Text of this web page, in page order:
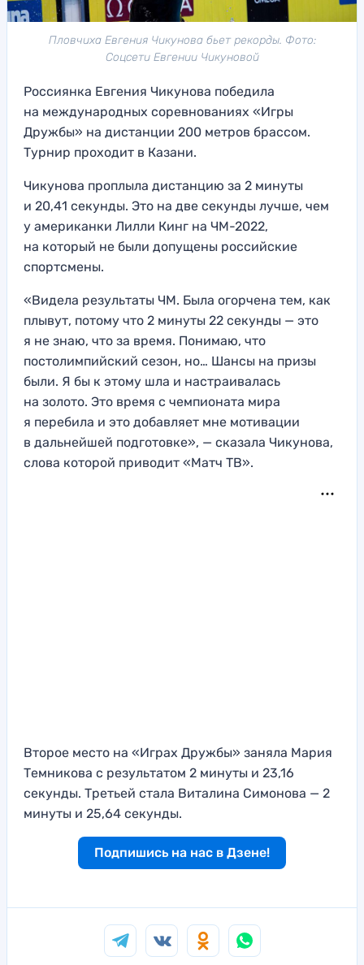
Пловчиха Евгения Чикунова бьет рекорды. Фото:
Соцсети Евгении Чикуновой
Россиянка Евгения Чикунова победила
на международных соревнованиях «Игры
Дружбы» на дистанции 200 метров брассом.
Турнир проходит в Казани.
Чикунова проплыла дистанцию за 2 минуты
и 20,41 секунды. Это на две секунды лучше, чем
у американки Лилли Кинг на ЧМ-2022,
на который не были допущены российские
спортсмены.
«Видела результаты ЧМ. Была огорчена тем, как
плывут, потому что 2 минуты 22 секунды — это
я не знаю, что за время. Понимаю, что
постолимпийский сезон, но… Шансы на призы
были. Я бы к этому шла и настраивалась
на золото. Это время с чемпионата мира
я перебила и это добавляет мне мотивации
в дальнейшей подготовке», — сказала Чикунова,
слова которой приводит «Матч ТВ».
Второе место на «Играх Дружбы» заняла Мария
Темникова с результатом 2 минуты и 23,16
секунды. Третьей стала Виталина Симонова — 2
минуты и 25,64 секунды.
Подпишись на нас в Дзене!